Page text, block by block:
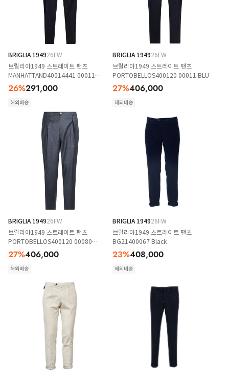
BRIGLIA 194926FW
브릴리아1949 스트레이트 팬츠
MANHATTAND40014441 00011
NERO
26%291,000
해외배송
BRIGLIA 194926FW
브릴리아1949 스트레이트 팬츠
PORTOBELLOS400120 00011 BLU
27%406,000
해외배송
BRIGLIA 194926FW
브릴리아1949 스트레이트 팬츠
PORTOBELLOS400120 00080
GRIGIO
27%406,000
해외배송
BRIGLIA 194926FW
브릴리아1949 스트레이트 팬츠
BG21400067 Black
23%408,000
해외배송